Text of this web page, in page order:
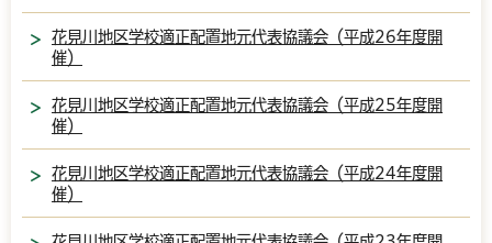
花見川地区学校適正配置地元代表協議会（平成26年度開
催）
花見川地区学校適正配置地元代表協議会（平成25年度開
催）
花見川地区学校適正配置地元代表協議会（平成24年度開
催）